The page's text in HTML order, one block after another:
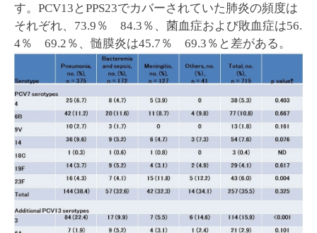
す。PCV13とPPS23でカバーされていた肺炎の頻度は
それぞれ、73.9％ 84.3％、菌血症および敗血症は56.
4％ 69.2％、髄膜炎は45.7％ 69.3％と差がある。